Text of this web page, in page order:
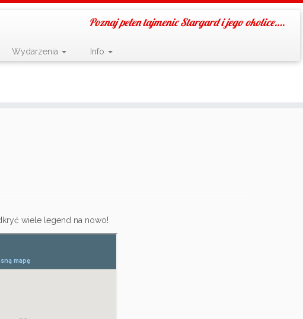
Poznaj pełen tajmenic Stargard i jego okolice….
Wydarzenia Info
wiele legend na nowo!